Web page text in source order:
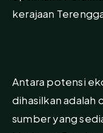
kerajaan
Antara potensi
dihasilkan adalah
sumber yang